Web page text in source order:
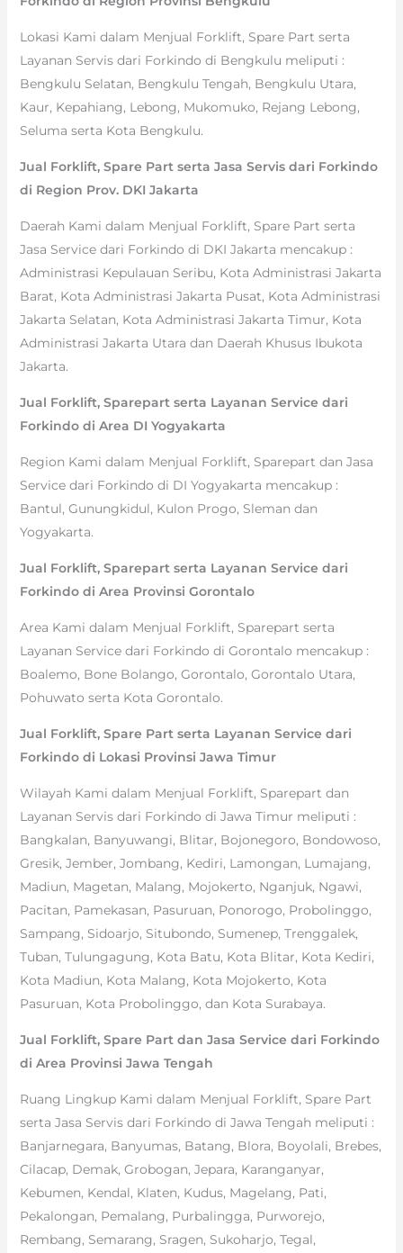
Lokasi Kami dalam Menjual Forklift, Spare Part serta
Layanan Servis dari Forkindo di Bengkulu meliputi :
Bengkulu Selatan, Bengkulu Tengah, Bengkulu Utara,
Kaur, Kepahiang, Lebong, Mukomuko, Rejang Lebong,
Seluma serta Kota Bengkulu.
Jual Forklift, Spare Part serta Jasa Servis dari Forkindo
di Region Prov. DKI Jakarta
Daerah Kami dalam Menjual Forklift, Spare Part serta
Jasa Service dari Forkindo di DKI Jakarta mencakup :
Administrasi Kepulauan Seribu, Kota Administrasi Jakarta
Barat, Kota Administrasi Jakarta Pusat, Kota Administrasi
Jakarta Selatan, Kota Administrasi Jakarta Timur, Kota
Administrasi Jakarta Utara dan Daerah Khusus Ibukota
Jakarta.
Jual Forklift, Sparepart serta Layanan Service dari
Forkindo di Area DI Yogyakarta
Region Kami dalam Menjual Forklift, Sparepart dan Jasa
Service dari Forkindo di DI Yogyakarta mencakup :
Bantul, Gunungkidul, Kulon Progo, Sleman dan
Yogyakarta.
Jual Forklift, Sparepart serta Layanan Service dari
Forkindo di Area Provinsi Gorontalo
Area Kami dalam Menjual Forklift, Sparepart serta
Layanan Service dari Forkindo di Gorontalo mencakup :
Boalemo, Bone Bolango, Gorontalo, Gorontalo Utara,
Pohuwato serta Kota Gorontalo.
Jual Forklift, Spare Part serta Layanan Service dari
Forkindo di Lokasi Provinsi Jawa Timur
Wilayah Kami dalam Menjual Forklift, Sparepart dan
Layanan Servis dari Forkindo di Jawa Timur meliputi :
Bangkalan, Banyuwangi, Blitar, Bojonegoro, Bondowoso,
Gresik, Jember, Jombang, Kediri, Lamongan, Lumajang,
Madiun, Magetan, Malang, Mojokerto, Nganjuk, Ngawi,
Pacitan, Pamekasan, Pasuruan, Ponorogo, Probolinggo,
Sampang, Sidoarjo, Situbondo, Sumenep, Trenggalek,
Tuban, Tulungagung, Kota Batu, Kota Blitar, Kota Kediri,
Kota Madiun, Kota Malang, Kota Mojokerto, Kota
Pasuruan, Kota Probolinggo, dan Kota Surabaya.
Jual Forklift, Spare Part dan Jasa Service dari Forkindo
di Area Provinsi Jawa Tengah
Ruang Lingkup Kami dalam Menjual Forklift, Spare Part
serta Jasa Servis dari Forkindo di Jawa Tengah meliputi :
Banjarnegara, Banyumas, Batang, Blora, Boyolali, Brebes,
Cilacap, Demak, Grobogan, Jepara, Karanganyar,
Kebumen, Kendal, Klaten, Kudus, Magelang, Pati,
Pekalongan, Pemalang, Purbalingga, Purworejo,
Rembang, Semarang, Sragen, Sukoharjo, Tegal,